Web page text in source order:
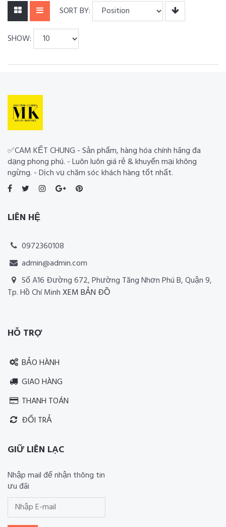
SORT BY:
SHOW:
✅CAM KẾT CHUNG - Sản phẩm, hàng hóa chính hãng đa
dạng phong phú. - Luôn luôn giá rẻ & khuyến mại không
ngừng. - Dịch vụ chăm sóc khách hàng tốt nhất.
LIÊN HỆ
0972360108
admin@admin.com
Số A16 Đường 672, Phường Tăng Nhơn Phú B, Quận 9,
Tp. Hồ Chí Minh XEM BẢN ĐỒ
HỖ TRỢ
BẢO HÀNH
GIAO HÀNG
THANH TOÁN
ĐỔI TRẢ
GIỮ LIÊN LẠC
Nhập mail để nhận thông tin
ưu đãi